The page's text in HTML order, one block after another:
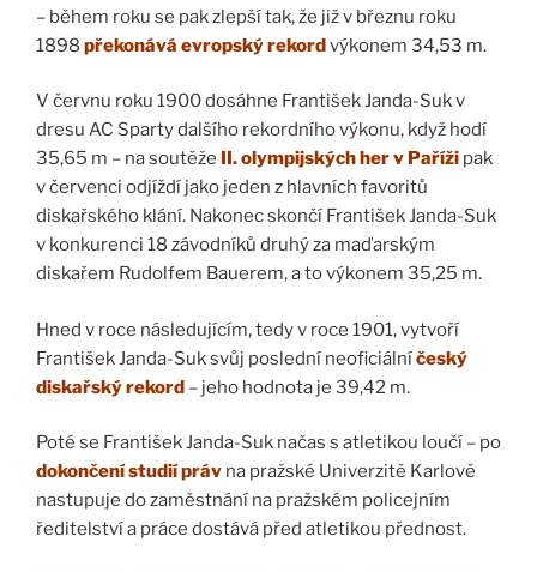
– během roku se pak zlepší tak, že již v březnu roku
1898 překonává evropský rekordvýkonem 34,53 m.
V červnu roku 1900 dosáhne František Janda-Suk v
dresu AC Sparty dalšího rekordního výkonu, když hodí
35,65 m – na soutěže II. olympijských her v Paříži pak
v červenci odjíždí jako jeden z hlavních favoritů
diskařského klání. Nakonec skončí František Janda-Suk
v konkurenci 18 závodníků druhý za maďarským
diskařem Rudolfem Bauerem, a to výkonem 35,25 m.
Hned v roce následujícím, tedy v roce 1901, vytvoří
František Janda-Suk svůj poslední neoficiálníčeský
diskařský rekord – jeho hodnota je 39,42 m.
Poté se František Janda-Suk načas s atletikou loučí – po
dokončení studií práv na pražské Univerzitě Karlově
nastupuje do zaměstnání na pražském policejním
ředitelství a práce dostává před atletikou přednost.